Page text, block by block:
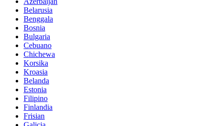
Belarusia
Benggala
Bosnia
Bulgaria
Cebuano
Chichewa
Korsika
Kroasia
Belanda
Estonia
Filipino
Finlandia
Frisian